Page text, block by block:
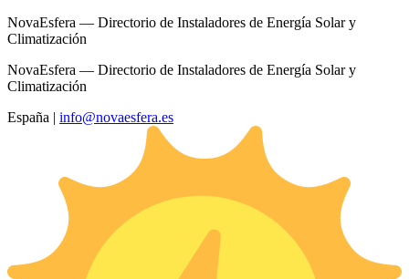
NovaEsfera — Directorio de Instaladores de Energía Solar y
Climatización
NovaEsfera — Directorio de Instaladores de Energía Solar y
Climatización
España | info@novaesfera.es